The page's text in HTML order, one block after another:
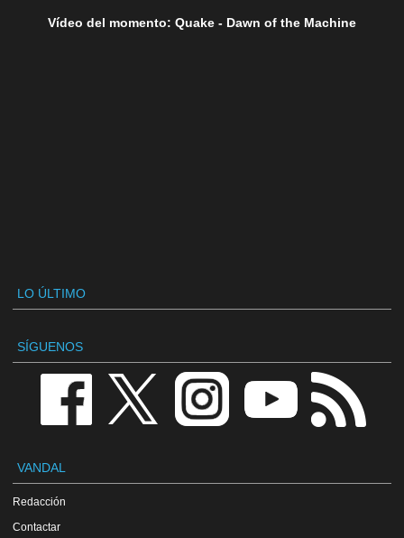
Vídeo del momento: Quake - Dawn of the Machine
LO ÚLTIMO
SÍGUENOS
VANDAL
Redacción
Contactar